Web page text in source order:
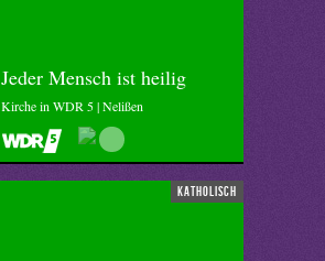
Jeder Mensch ist heilig
Kirche in WDR 5 | Nelißen
katholisch